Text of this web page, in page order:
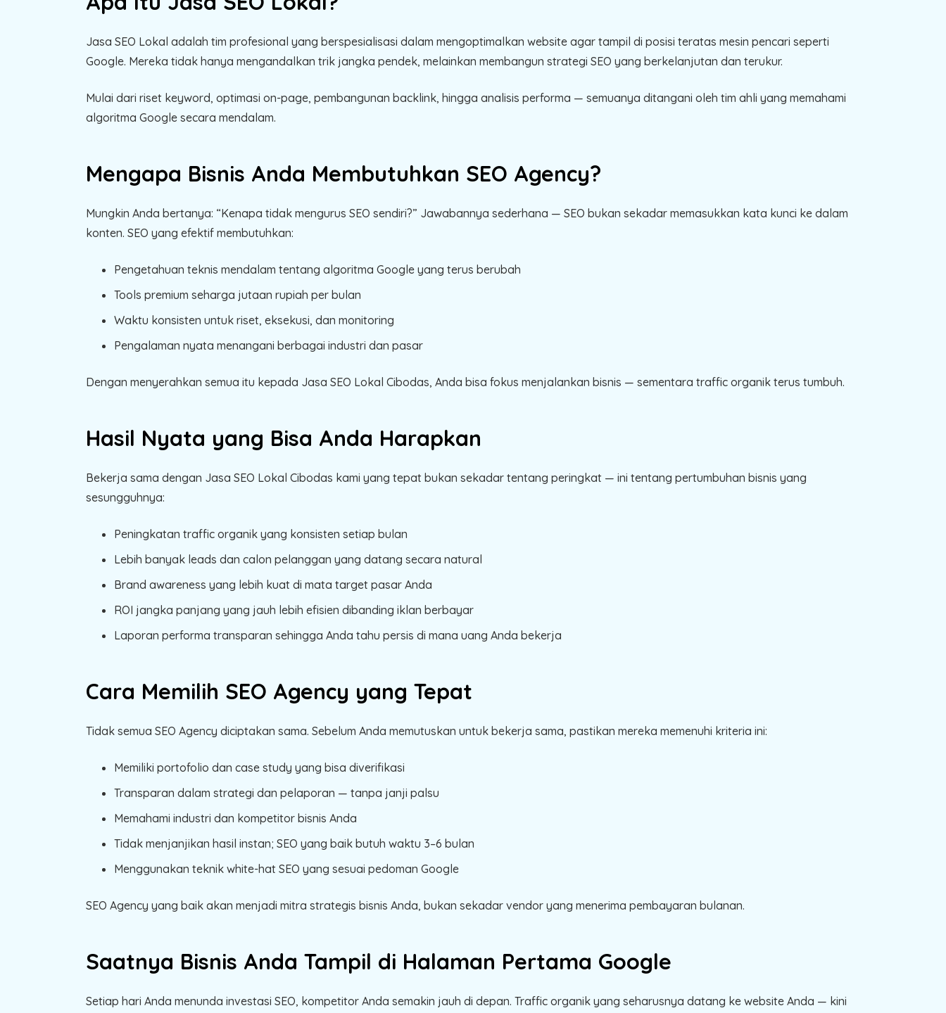
Jasa SEO Lokal adalah tim profesional yang berspesialisasi dalam mengoptimalkan website agar tampil di posisi teratas mesin pencari seperti
Google. Mereka tidak hanya mengandalkan trik jangka pendek, melainkan membangun strategi SEO yang berkelanjutan dan terukur.
Mulai dari riset keyword, optimasi on-page, pembangunan backlink, hingga analisis performa — semuanya ditangani oleh tim ahli yang memahami
algoritma Google secara mendalam.
Mengapa Bisnis Anda Membutuhkan SEO Agency?
Mungkin Anda bertanya: “Kenapa tidak mengurus SEO sendiri?” Jawabannya sederhana — SEO bukan sekadar memasukkan kata kunci ke dalam
konten. SEO yang efektif membutuhkan:
Pengetahuan teknis mendalam tentang algoritma Google yang terus berubah
Tools premium seharga jutaan rupiah per bulan
Waktu konsisten untuk riset, eksekusi, dan monitoring
Pengalaman nyata menangani berbagai industri dan pasar
Dengan menyerahkan semua itu kepada Jasa SEO Lokal Cibodas, Anda bisa fokus menjalankan bisnis — sementara traffic organik terus tumbuh.
Hasil Nyata yang Bisa Anda Harapkan
Bekerja sama dengan Jasa SEO Lokal Cibodas kami yang tepat bukan sekadar tentang peringkat — ini tentang pertumbuhan bisnis yang
sesungguhnya:
Peningkatan traffic organik yang konsisten setiap bulan
Lebih banyak leads dan calon pelanggan yang datang secara natural
Brand awareness yang lebih kuat di mata target pasar Anda
ROI jangka panjang yang jauh lebih efisien dibanding iklan berbayar
Laporan performa transparan sehingga Anda tahu persis di mana uang Anda bekerja
Cara Memilih SEO Agency yang Tepat
Tidak semua SEO Agency diciptakan sama. Sebelum Anda memutuskan untuk bekerja sama, pastikan mereka memenuhi kriteria ini:
Memiliki portofolio dan case study yang bisa diverifikasi
Transparan dalam strategi dan pelaporan — tanpa janji palsu
Memahami industri dan kompetitor bisnis Anda
Tidak menjanjikan hasil instan; SEO yang baik butuh waktu 3–6 bulan
Menggunakan teknik white-hat SEO yang sesuai pedoman Google
SEO Agency yang baik akan menjadi mitra strategis bisnis Anda, bukan sekadar vendor yang menerima pembayaran bulanan.
Saatnya Bisnis Anda Tampil di Halaman Pertama Google
Setiap hari Anda menunda investasi SEO, kompetitor Anda semakin jauh di depan. Traffic organik yang seharusnya datang ke website Anda — kini